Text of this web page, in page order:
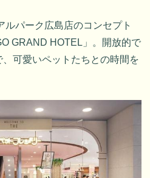
ルパーク広島店のコンセプト
GRAND HOTEL」。開放的で
可愛いペットたちとの時間を